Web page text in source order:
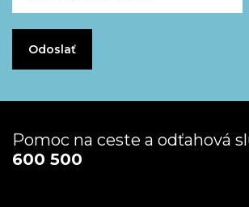
Pomoc na ceste a odťahová
600 500